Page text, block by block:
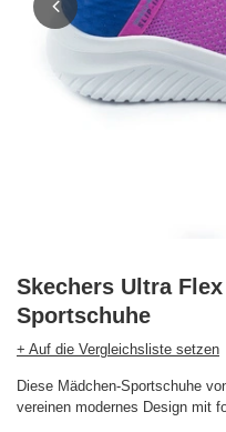
Skechers Ultra
Sportschuhe
+ Auf die Vergleichsliste setzen
Diese Mädchen-Sportschuhe
vereinen modernes Design mit